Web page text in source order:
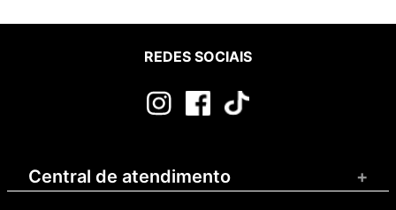
REDES SOCIAIS
Central de atendimento +